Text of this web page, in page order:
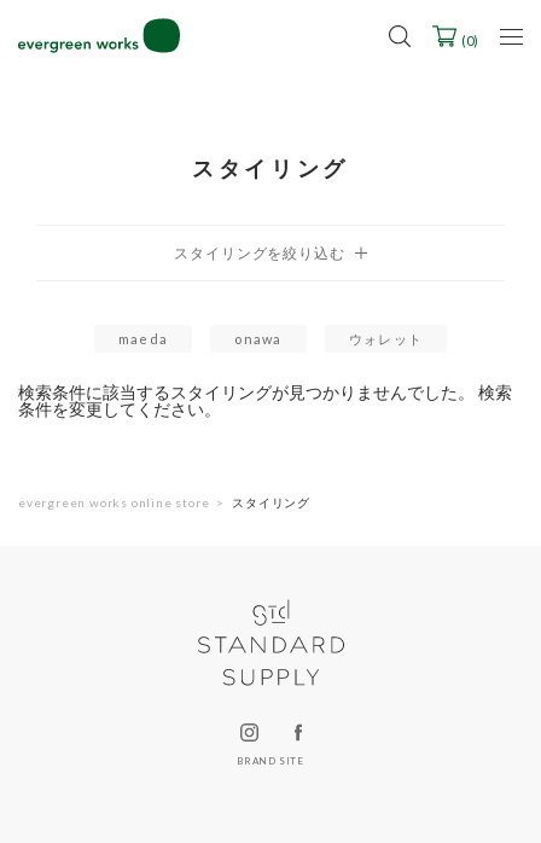
2027年ご入学用ランドセル受注会スケジュール
(0)
スタイリング
maeda onawa ウォレット
検索条件に該当するスタイリングが見つかりませんでした。 検索
条件を変更してください。
evergreen works online store スタイリング
BRAND SITE